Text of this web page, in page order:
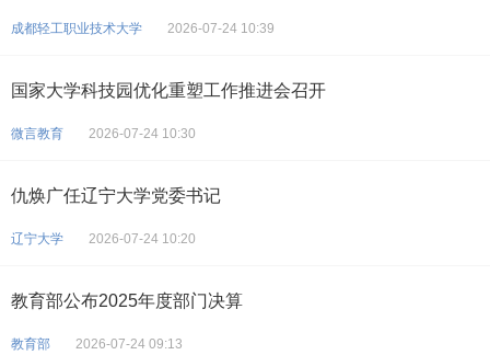
成都轻工职业技术大学 2026-07-24 10:39
国家大学科技园优化重塑工作推进会召开
微言教育 2026-07-24 10:30
仇焕广任辽宁大学党委书记
辽宁大学 2026-07-24 10:20
教育部公布2025年度部门决算
教育部 2026-07-24 09:13